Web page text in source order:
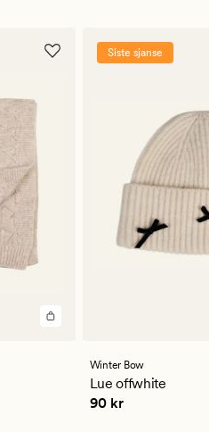
Siste sjanse
Winter Bow
Lue offwhite
Pris 90 kr
90 kr